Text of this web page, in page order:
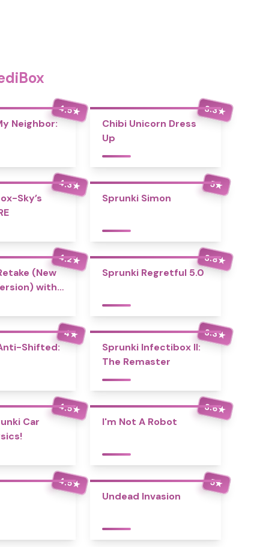
4.5★
Neighbor:
3.3★
Chibi Unicorn Dress
Up
4.3★
Sky’s
5★
Sprunki Simon
4.2★
(New
with
3.8★
Sprunki Regretful 5.0
4★
Shifted:
3.3★
Sprunki Infectibox II:
The Remaster
4.5★
Car
3.6★
I'm Not A Robot
4.5★ 5★
Undead Invasion